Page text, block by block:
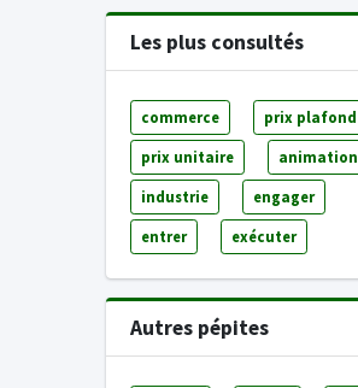
Les plus consultés
commerce prix plafond
prix unitaire animation
industrie engager
entrer exécuter
Autres pépites